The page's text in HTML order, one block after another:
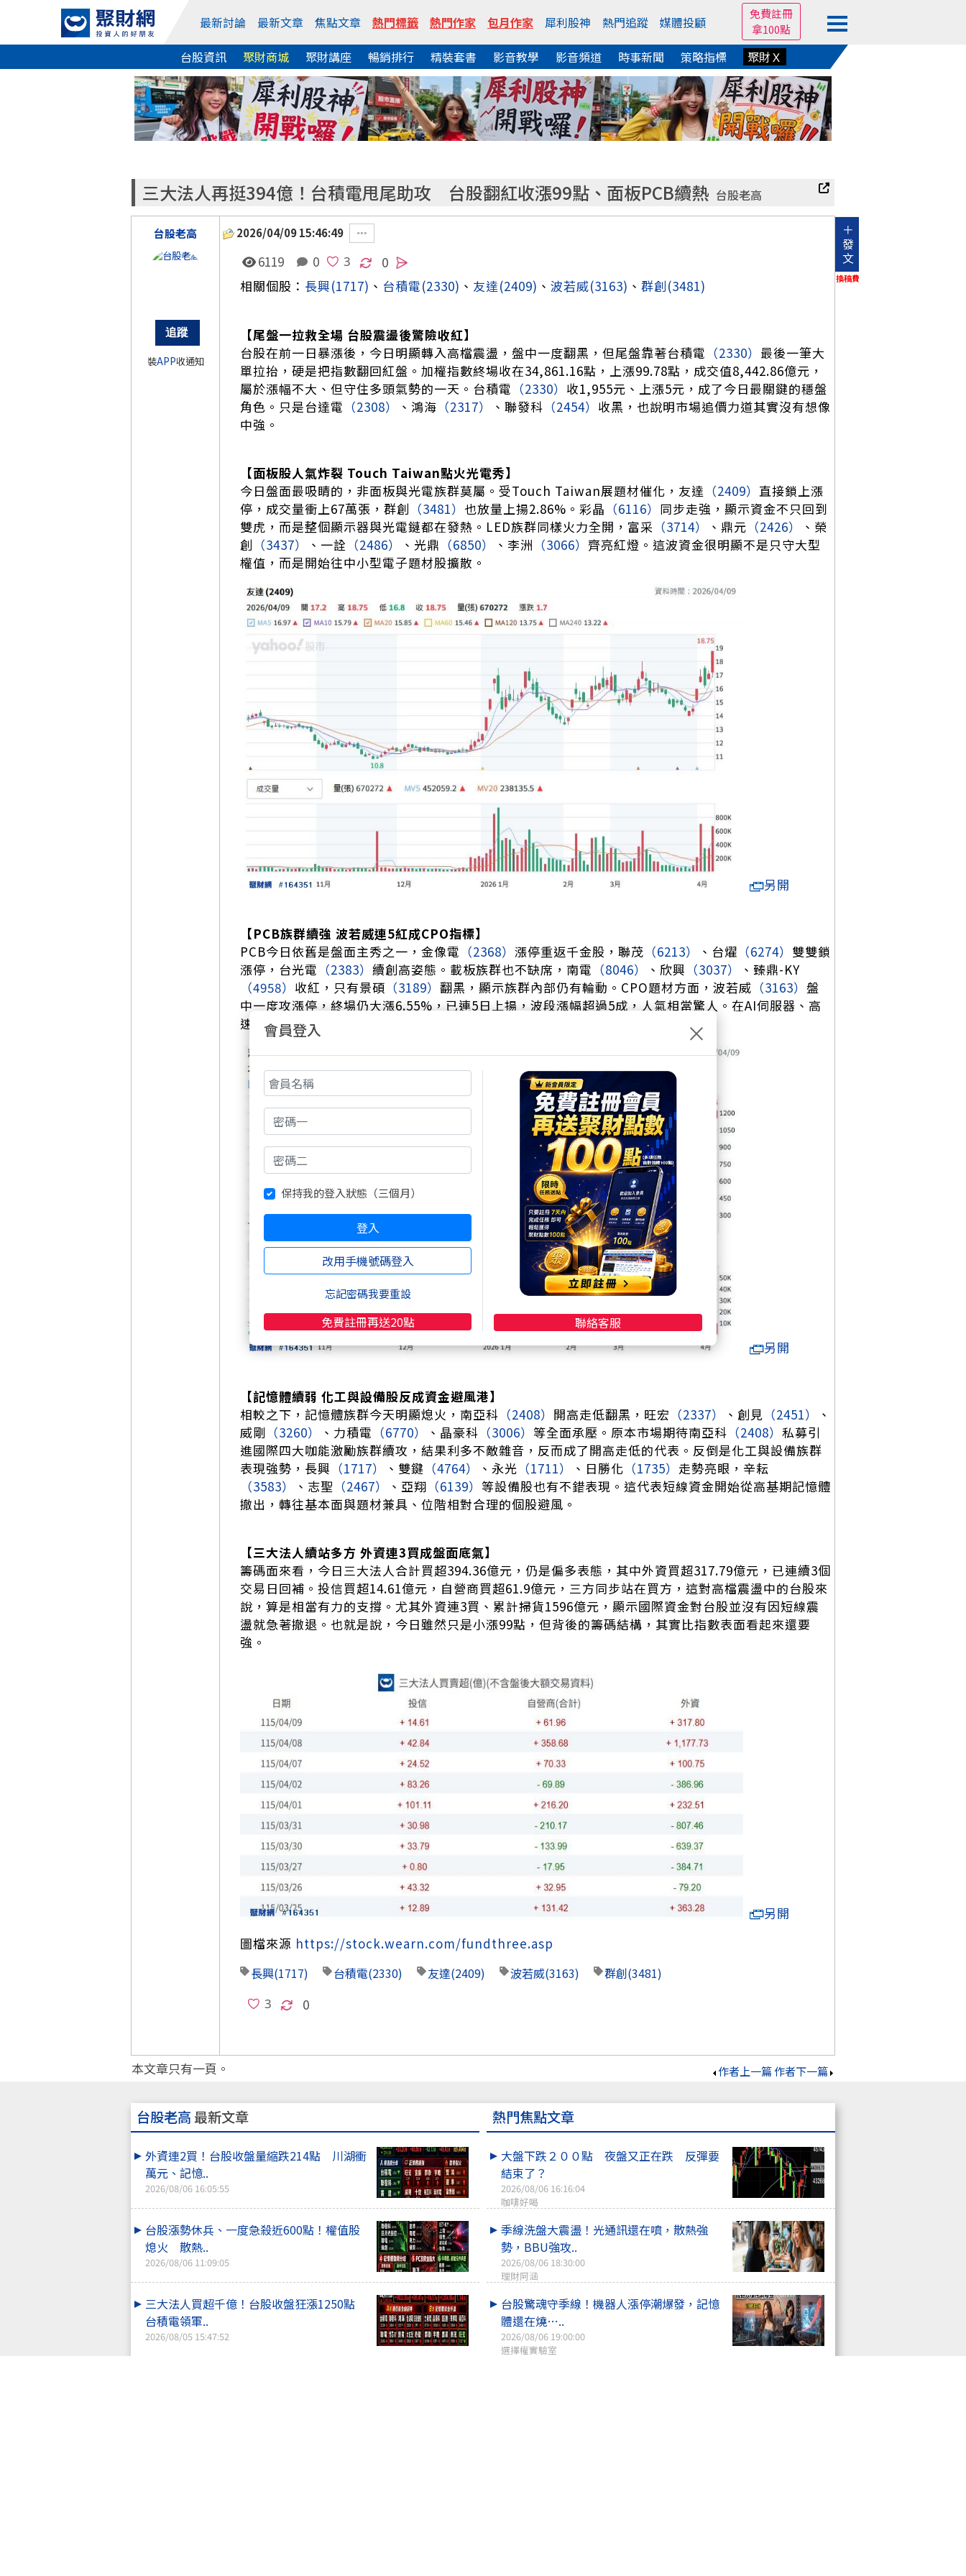
最新討論 最新文章 焦點文章 熱門標籤 熱門作家 包月作家 犀利股神 熱門追蹤 媒體投顧
免費註冊
拿100點
台股資訊 聚財商城 聚財講座 暢銷排行 精裝套書 影音教學 影音頻道 時事新聞 策略指標 聚財Ｘ
三大法人再挺394億！台積電甩尾助攻 台股翻紅收漲99點、面板PCB續熱 台股老高
台股老高
裝APP收通知
2026/04/09 15:46:49
＋
發
文
換稿費
6119 0 0
相關個股： 長興(1717) 、 台積電(2330) 、 友達(2409) 、 波若威(3163) 、 群創(3481)
【尾盤一拉救全場 台股震盪後驚險收紅】
台股在前一日暴漲後，今日明顯轉入高檔震盪，盤中一度翻黑，但尾盤靠著台積電 （2330） 最後一筆大
單拉抬，硬是把指數翻回紅盤。加權指數終場收在34,861.16點，上漲99.78點，成交值8,442.86億元，
屬於漲幅不大、但守住多頭氣勢的一天。台積電 （2330） 收1,955元、上漲5元，成了今日最關鍵的穩盤
角色。只是台達電 （2308） 、鴻海 （2317） 、聯發科 （2454） 收黑，也說明市場追價力道其實沒有想像
中強。
【面板股人氣炸裂 Touch Taiwan點火光電秀】
今日盤面最吸睛的，非面板與光電族群莫屬。受Touch Taiwan展題材催化，友達 （2409） 直接鎖上漲
停，成交量衝上67萬張，群創 （3481） 也放量上揚2.86%。彩晶 （6116） 同步走強，顯示資金不只回到
雙虎，而是整個顯示器與光電鏈都在發熱。LED族群同樣火力全開，富采 （3714） 、鼎元 （2426）
、榮
創 （3437） 、一詮 （2486） 、光鼎 （6850） 、李洲 （3066） 齊亮紅燈。這波資金很明顯不是只守大型
權值，而是開始往中小型電子題材股擴散。
另開
【PCB族群續強 波若威連5紅成CPO指標】
PCB今日依舊是盤面主秀之一，金像電 （2368） 漲停重返千金股，聯茂 （6213） 、台燿 （6274） 雙雙鎖
漲停，台光電 （2383） 續創高姿態。載板族群也不缺席，南電 （8046） 、欣興 （3037）
、臻鼎-KY
（4958） 收紅，只有景碩 （3189） 翻黑，顯示族群內部仍有輪動。CPO題材方面，波若威 （3163） 盤
中一度攻漲停，終場仍大漲6.55%，已連5日上揚，波段漲幅超過5成，人氣相當驚人。在AI伺服器、高
速傳輸與光通訊需求加持下，PCB、CCL與CPO仍是市場最買單的主流線。
另開
【記憶體續弱 化工與設備股反成資金避風港】
相較之下，記憶體族群今天明顯熄火，南亞科 （2408） 開高走低翻黑，旺宏 （2337） 、創見 （2451）
、
威剛 （3260） 、力積電 （6770） 、晶豪科 （3006） 等全面承壓。原本市場期待南亞科 （2408） 私募引
進國際四大咖能激勵族群續攻，結果利多不敵雜音，反而成了開高走低的代表。反倒是化工與設備族群
表現強勢，長興 （1717） 、雙鍵 （4764） 、永光 （1711） 、日勝化 （1735） 走勢亮眼，辛耘
（3583）
、志聖 （2467） 、亞翔 （6139） 等設備股也有不錯表現。這代表短線資金開始從高基期記憶體
撤出，轉往基本面與題材兼具、位階相對合理的個股避風。
【三大法人續站多方 外資連3買成盤面底氣】
籌碼面來看，今日三大法人合計買超394.36億元，仍是偏多表態，其中外資買超317.79億元，已連續3個
交易日回補。投信買超14.61億元，自營商買超61.9億元，三方同步站在買方，這對高檔震盪中的台股來
說，算是相當有力的支撐。尤其外資連3買、累計掃貨1596億元，顯示國際資金對台股並沒有因短線震
盪就急著撤退。也就是說，今日雖然只是小漲99點，但背後的籌碼結構，其實比指數表面看起來還要
強。
另開
圖檔來源 https://stock.wearn.com/fundthree.asp
長興(1717) 台積電(2330) 友達(2409) 波若威(3163) 群創(3481)
0
本文章只有一頁。 作者上一篇作者下一篇
台股老高最新文章
外資連2買！台股收盤量縮跌214點 川湖衝
萬元、記憶..
2026/08/06 16:05:55
台股漲勢休兵、一度急殺近600點！權值股
熄火 散熱..
2026/08/06 11:09:05
三大法人買超千億！台股收盤狂漲1250點
台積電領軍..
2026/08/05 15:47:52
熱門焦點文章
大盤下跌２００點 夜盤又正在跌 反彈要
結束了？
2026/08/06 16:16:04
咖啡好喝
季線洗盤大震盪！光通訊還在噴，散熱強
勢，BBU強攻..
2026/08/06 18:30:00
理財阿涵
台股驚魂守季線！機器人漲停潮爆發，記憶
體還在燒…..
2026/08/06 19:00:00
選擇權實驗室
會員登入 ×
保持我的登入狀態（三個月）
登入
改用手機號碼登入
忘記密碼我要重設
免費註冊再送20點 聯絡客服